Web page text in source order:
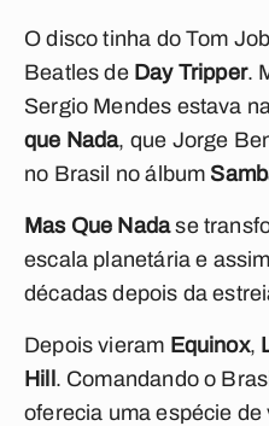
O disco tinha do Tom
Beatles de Day Tripper.
Sergio Mendes estava
que Nada, que Jorge
no Brasil no álbum
Mas Que Nadase
escala planetária e
décadas depois da
Depois vieram Equinox,
Hill . Comandando o
oferecia uma espécie